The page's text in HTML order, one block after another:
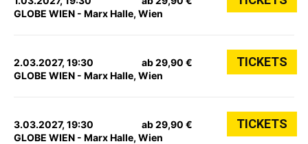
GLOBE WIEN - Marx Halle, Wien
2.03.2027, 19:30
GLOBE WIEN - Marx Halle, Wien
ab 29,90 € TICKETS
3.03.2027, 19:30
GLOBE WIEN - Marx Halle, Wien
ab 29,90 € TICKETS